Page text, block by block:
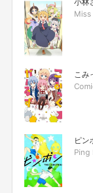
Miss
こみ
ピン
Ping